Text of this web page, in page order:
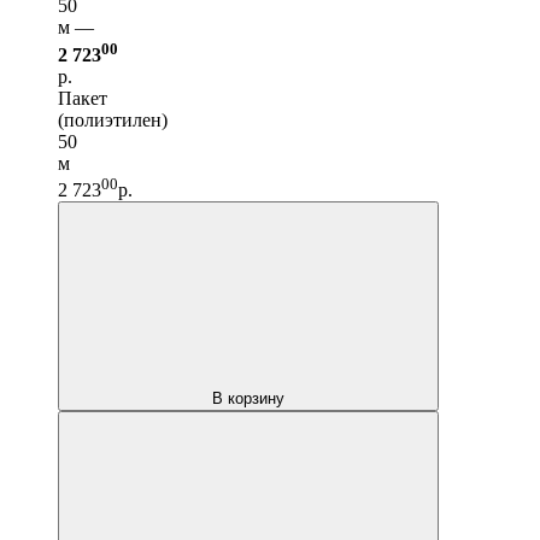
50
м —
2 72300
р.
Пакет
(полиэтилен)
50
м
2 72300р.
В корзину